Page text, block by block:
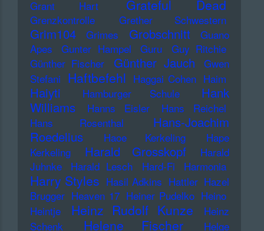
Grant Hart
Grateful Dead
Grenzkontrolle Grether Schwestern
Grim104 Grimes Grobschnitt
Guano
Apes
Gunter Hampel Guru
Guy Ritchie
Günther Fischer
Günther Jauch
Gwen
Stefani Haftbefehl Haggai Cohen Haim
Haiyti Hamburger Schule
Hank
Williams
Hanns Eisler
Hans Reichel
Hans Rosenthal
Hans-Joachim
Roedelius
Haoe Kerkeling
Hape
Kerkeling
Harald Grosskopf
Harald
Juhnke
Harald Lesch Hard-Fi Harmonia
Harry Styles Hasil Adkins Hattler Hazel
Brugger Heaven 17 Heiner Pudelko Heino
Heintje
Heinz Rudolf Kunze
Heinz
Schenk
Helene Fischer Helge